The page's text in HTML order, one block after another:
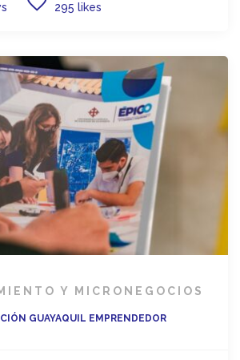
295 likes
Y MICRONEGOCIOS
GUAYAQUIL EMPRENDEDOR